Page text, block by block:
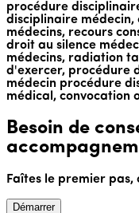
procédure
disciplinaire médecin,
médecins, recours
droit au silence
médecins, radiation
d'exercer, procédure
médecin procédure
médical, convocation
Besoin de
Faîtes le premier pas,
Démarrer